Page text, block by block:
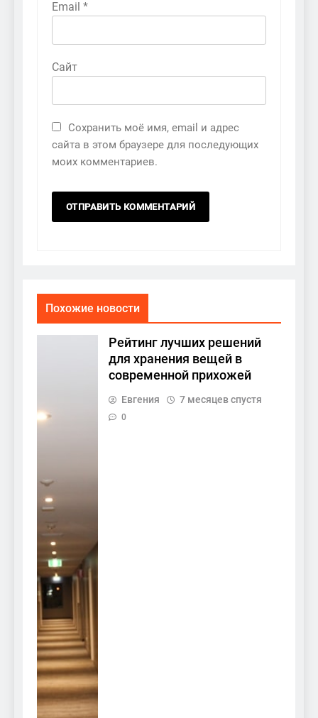
Email *
Сайт
Сохранить моё имя, email и адрес
сайта в этом браузере для последующих
моих комментариев.
Похожие новости
Рейтинг лучших решений
для хранения вещей в
современной прихожей
Евгения 7 месяцев спустя
0